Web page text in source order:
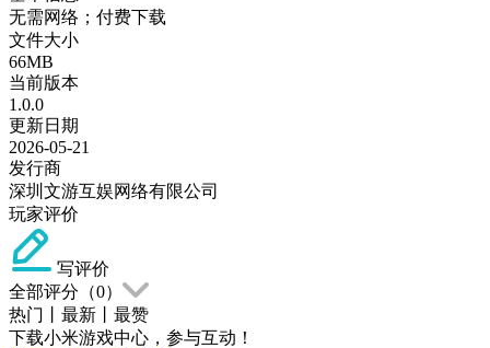
无需网络；付费下载
文件大小
66MB
当前版本
1.0.0
更新日期
2026-05-21
发行商
深圳文游互娱网络有限公司
玩家评价
写评价
全部评分（0）
热门
最新
最赞
下载小米游戏中心，参与互动！